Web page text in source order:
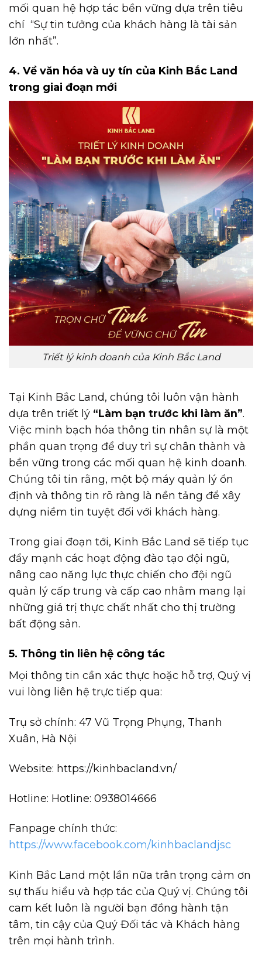
mối quan hệ hợp tác bền vững dựa trên tiêu
chí “Sự tin tưởng của khách hàng là tài sản
lớn nhất”.
4. Về văn hóa và uy tín của Kinh Bắc Land
trong giai đoạn mới
Triết lý kinh doanh của Kinh Bắc Land
Tại Kinh Bắc Land, chúng tôi luôn vận hành
dựa trên triết lý “Làm bạn trước khi làm ăn”.
Việc minh bạch hóa thông tin nhân sự là một
phần quan trọng để duy trì sự chân thành và
bền vững trong các mối quan hệ kinh doanh.
Chúng tôi tin rằng, một bộ máy quản lý ổn
định và thông tin rõ ràng là nền tảng để xây
dựng niềm tin tuyệt đối với khách hàng.
Trong giai đoạn tới, Kinh Bắc Land sẽ tiếp tục
đẩy mạnh các hoạt động đào tạo đội ngũ,
nâng cao năng lực thực chiến cho đội ngũ
quản lý cấp trung và cấp cao nhằm mang lại
những giá trị thực chất nhất cho thị trường
bất động sản.
5. Thông tin liên hệ công tác
Mọi thông tin cần xác thực hoặc hỗ trợ, Quý vị
vui lòng liên hệ trực tiếp qua:
Trụ sở chính: 47 Vũ Trọng Phụng, Thanh
Xuân, Hà Nội
Website: https://kinhbacland.vn/
Hotline: Hotline: 0938014666
Fanpage chính thức:
https://www.facebook.com/kinhbaclandjsc
Kinh Bắc Land một lần nữa trân trọng cảm ơn
sự thấu hiểu và hợp tác của Quý vị. Chúng tôi
cam kết luôn là người bạn đồng hành tận
tâm, tin cậy của Quý Đối tác và Khách hàng
trên mọi hành trình.